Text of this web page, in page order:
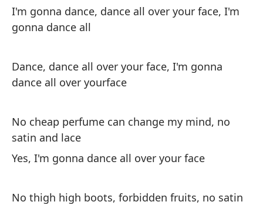
I'm gonna dance, dance all over your face, I'm
gonna dance all
Dance, dance all over your face, I'm gonna
dance all over yourface
No cheap perfume can change my mind, no
satin and lace
Yes, I'm gonna dance all over your face
No thigh high boots, forbidden fruits, no satin